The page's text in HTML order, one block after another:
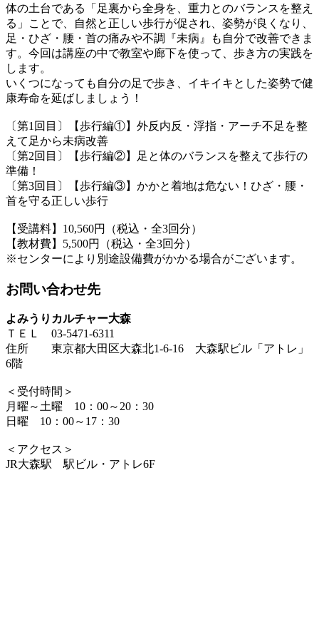
体の土台である「足裏から全身を、重力とのバランスを整え
る」ことで、自然と正しい歩行が促され、姿勢が良くなり、
足・ひざ・腰・首の痛みや不調『未病』も自分で改善できま
す。今回は講座の中で教室や廊下を使って、歩き方の実践を
します。
いくつになっても自分の足で歩き、イキイキとした姿勢で健
康寿命を延ばしましょう！
〔第1回目〕【歩行編①】外反内反・浮指・アーチ不足を整
えて足から未病改善
〔第2回目〕【歩行編②】足と体のバランスを整えて歩行の
準備！
〔第3回目〕【歩行編③】かかと着地は危ない！ひざ・腰・
首を守る正しい歩行
【受講料】10,560円（税込・全3回分）
【教材費】5,500円（税込・全3回分）
※センターにより別途設備費がかかる場合がございます。
お問い合わせ先
よみうりカルチャー大森
ＴＥＬ 03-5471-6311
住所 東京都大田区大森北1-6-16 大森駅ビル「アトレ」
6階
＜受付時間＞
月曜～土曜 10：00～20：30
日曜 10：00～17：30
＜アクセス＞
JR大森駅 駅ビル・アトレ6F